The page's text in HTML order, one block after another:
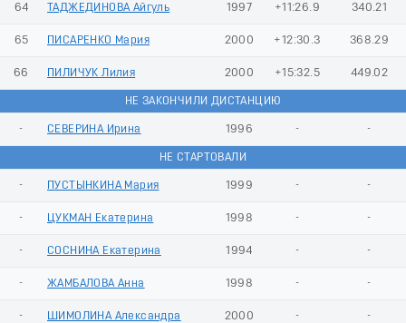
64 ТАДЖЕДИНОВА Айгуль 1997 +11:26.9 340.21
65 ПИСАРЕНКО Мария 2000 +12:30.3 368.29
66 ПИЛИЧУК Лилия 2000 +15:32.5 449.02
НЕ ЗАКОНЧИЛИ ДИСТАНЦИЮ
- СЕВЕРИНА Ирина 1996 - -
НЕ СТАРТОВАЛИ
- ПУСТЫНКИНА Мария 1999 - -
- ЦУКМАН Екатерина 1998 - -
- СОСНИНА Екатерина 1994 - -
- ЖАМБАЛОВА Анна 1998 - -
- ШИМОЛИНА Александра 2000 - -